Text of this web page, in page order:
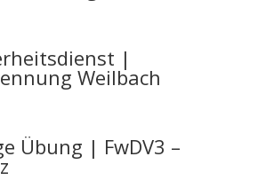
|
Weilbach
Übung | FwDV3 –